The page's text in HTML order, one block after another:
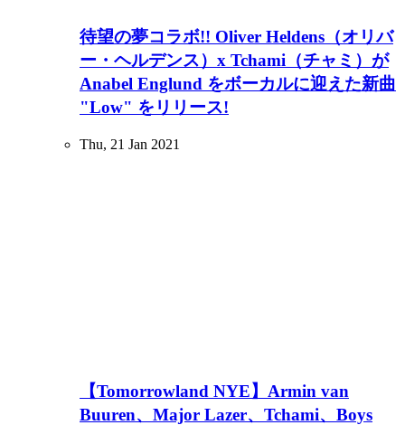
待望の夢コラボ!! Oliver Heldens（オリバ
ー・ヘルデンス）x Tchami（チャミ）が
Anabel Englund をボーカルに迎えた新曲
"Low" をリリース!
Thu, 21 Jan 2021
【Tomorrowland NYE】Armin van
Buuren、Major Lazer、Tchami、Boys